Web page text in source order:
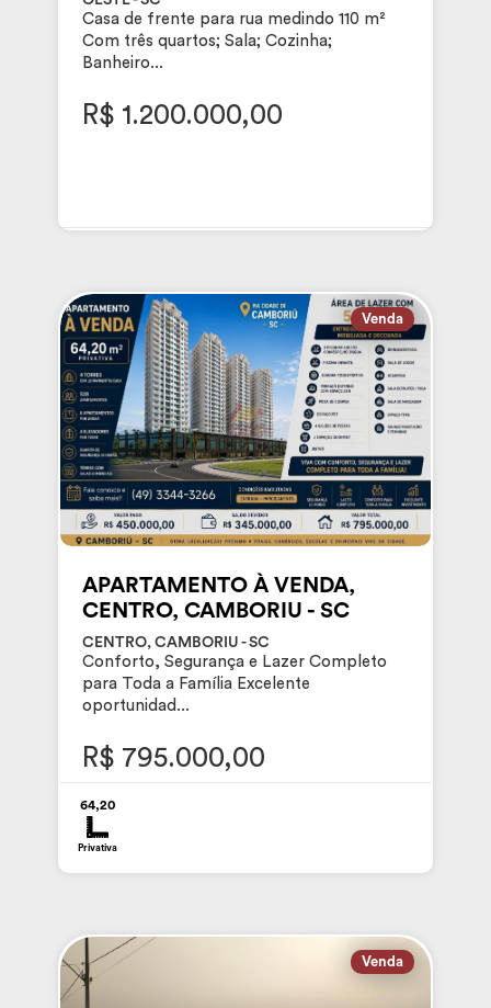
Casa de frente para rua medindo 110 m²
Com três quartos; Sala; Cozinha;
Banheiro...
R$ 1.200.000,00
Venda
APARTAMENTO À VENDA,
CENTRO, CAMBORIU - SC
CENTRO, CAMBORIU - SC
Conforto, Segurança e Lazer Completo
para Toda a Família Excelente
oportunidad...
R$ 795.000,00
64,20
Privativa
Venda